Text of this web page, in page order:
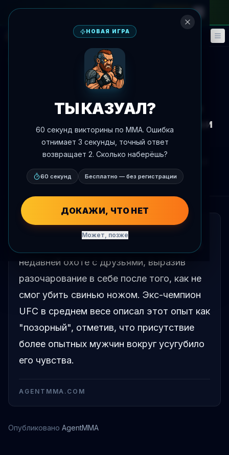
🎮 Фэнтези События
Соцсети
Шон Стрикленд открылся о
проблемах с убийством свиньи
ножом на охоте
AgentMMA.com
КРАТКО
Шон Стрикленд откровенно рассказал о
недавней охоте с друзьями, выразив
разочарование в себе после того, как не
смог убить свинью ножом. Экс-чемпион
UFC в среднем весе описал этот опыт как
"позорный", отметив, что присутствие
более опытных мужчин вокруг усугубило
его чувства.
AGENTMMA.COM
Опубликовано AgentMMA
НОВАЯ ИГРА
ТЫ КАЗУАЛ?
60 секунд викторины по MMA. Ошибка
отнимает 3 секунды, точный ответ
возвращает 2. Сколько наберёшь?
60 секунд Бесплатно — без регистрации
ДОКАЖИ, ЧТО НЕТ
Может, позже